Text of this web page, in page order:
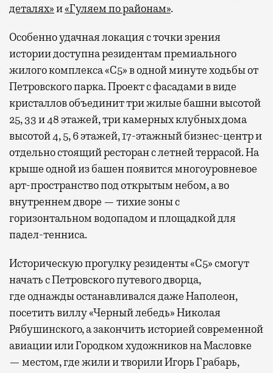
деталях»и«Гуляем по районам».
Особенно удачная локация с точки зрения
истории доступна резидентам премиального
жилого комплекса «С5»в одной минуте ходьбы от
Петровского парка. Проект с фасадами в виде
кристаллов объединит три жилые башни высотой
25, 33 и 48 этажей, три камерных клубных дома
высотой 4, 5, 6 этажей, 17-этажный бизнес-центр и
отдельно стоящий ресторан с летней террасой. На
крыше одной из башен появится многоуровневое
арт-пространство под открытым небом, а во
внутреннем дворе — тихие зоны с
горизонтальном водопадом и площадкой для
падел-тенниса.
Историческую прогулку резиденты «С5» смогут
начать с Петровского путевого дворца,
гдеоднажды останавливался даже Наполеон,
посетить виллу «Черный лебедь» Николая
Рябушинского, а закончить историей современной
авиации или Городком художников на Масловке
— местом, где жили и творили Игорь Грабарь,